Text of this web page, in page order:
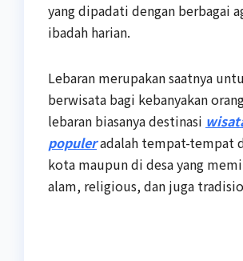
yang dipadati dengan berbagai
ibadah harian.
Lebaran merupakan saatnya
berwisata bagi kebanyakan
lebaran biasanya destinasi
populeradalah tempat-tempat
kota maupun di desa yang
alam, religious, dan juga